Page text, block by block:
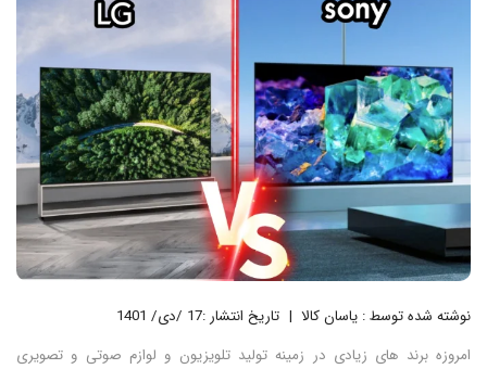
نوشته شده توسط : یاسان کالا
تاریخ انتشار :17 /دی/ 1401
امروزه برند های زیادی در زمینه تولید تلویزیون و لوازم صوتی و تصویری